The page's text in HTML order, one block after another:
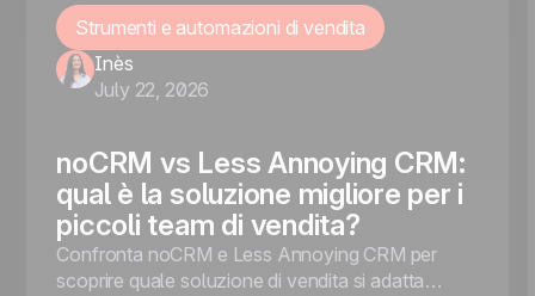
Strumenti e automazioni di vendita
Inès
July 22, 2026
noCRM vs Less Annoying CRM:
qual è la soluzione migliore per i
piccoli team di vendita?
Confronta noCRM e Less Annoying CRM per
scoprire quale soluzione di vendita si adatta